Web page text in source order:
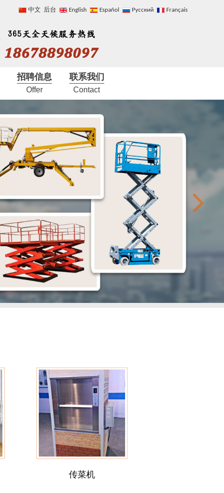
中文 后台 English Español Русский Français
招聘信息
Offer
联系我们
Contact
传菜机